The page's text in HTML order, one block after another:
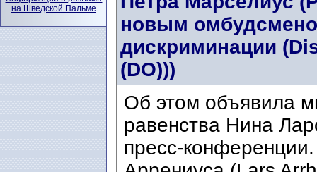
новым
дискриминации
(DO)))
Об этом объявила
равенства Нина
пресс-
на Шведской Пальме